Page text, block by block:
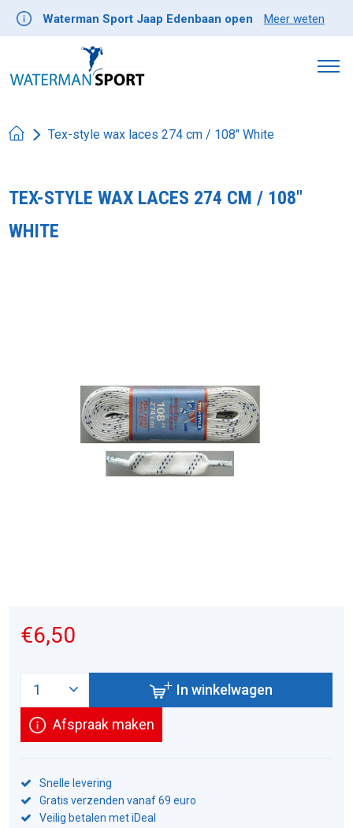
Waterman Sport Jaap Edenbaan open Meer weten
Tex-style wax laces 274 cm / 108" White
TEX-STYLE WAX LACES 274 CM / 108"
WHITE
€6,50
In winkelwagen
Afspraak maken
Snelle levering
Gratis verzenden vanaf 69 euro
Veilig betalen met iDeal